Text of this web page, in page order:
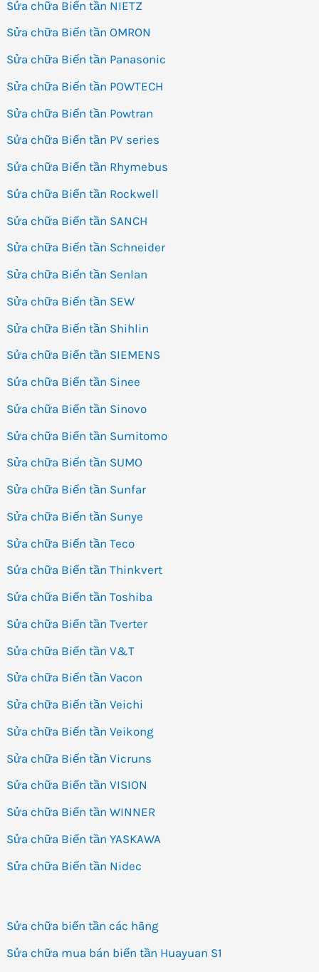
Sửa chữa Biến tần NIETZ
Sửa chữa Biến tần OMRON
Sửa chữa Biến tần Panasonic
Sửa chữa Biến tần POWTECH
Sửa chữa Biến tần Powtran
Sửa chữa Biến tần PV series
Sửa chữa Biến tần Rhymebus
Sửa chữa Biến tần Rockwell
Sửa chữa Biến tần SANCH
Sửa chữa Biến tần Schneider
Sửa chữa Biến tần Senlan
Sửa chữa Biến tần SEW
Sửa chữa Biến tần Shihlin
Sửa chữa Biến tần SIEMENS
Sửa chữa Biến tần Sinee
Sửa chữa Biến tần Sinovo
Sửa chữa Biến tần Sumitomo
Sửa chữa Biến tần SUMO
Sửa chữa Biến tần Sunfar
Sửa chữa Biến tần Sunye
Sửa chữa Biến tần Teco
Sửa chữa Biến tần Thinkvert
Sửa chữa Biến tần Toshiba
Sửa chữa Biến tần Tverter
Sửa chữa Biến tần V&T
Sửa chữa Biến tần Vacon
Sửa chữa Biến tần Veichi
Sửa chữa Biến tần Veikong
Sửa chữa Biến tần Vicruns
Sửa chữa Biến tần VISION
Sửa chữa Biến tần WINNER
Sửa chữa Biến tần YASKAWA
Sửa chữa Biến tần Nidec
Sửa chữa biến tần các hãng
Sửa chữa mua bán biến tần Huayuan S1